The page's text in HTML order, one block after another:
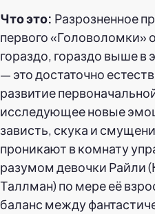
Что это: Разрозненное
первого «Головоломки»
гораздо, гораздо выше в
— это достаточно
развитие
исследующее новые
зависть, скука и
проникают в комнату
разумом девочки Райли
Таллман) по мере её
баланс между